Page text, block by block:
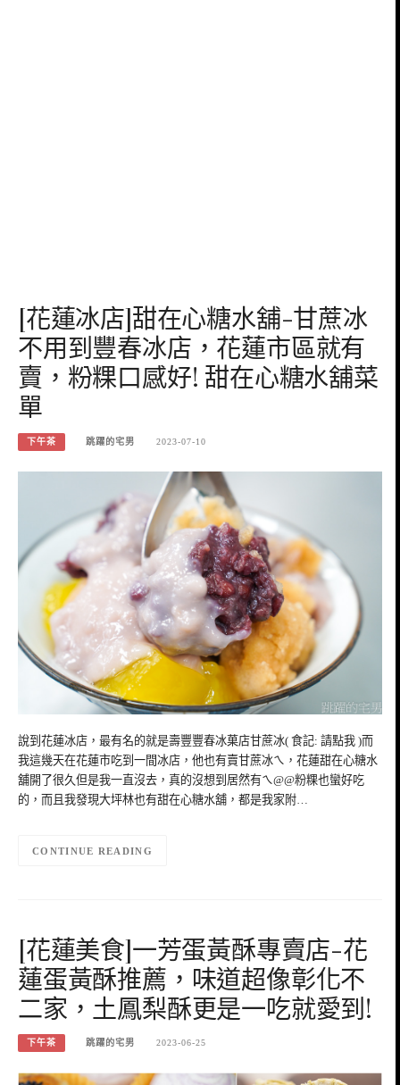
[花蓮冰店]甜在心糖水舖-甘蔗冰
不用到豐春冰店，花蓮市區就有
賣，粉粿口感好! 甜在心糖水舖菜
單
下午茶 跳躍的宅男 2023-07-10
說到花蓮冰店，最有名的就是壽豐豐春冰菓店甘蔗冰( 食記: 請點我 )而
我這幾天在花蓮市吃到一間冰店，他也有賣甘蔗冰ㄟ，花蓮甜在心糖水
舖開了很久但是我一直沒去，真的沒想到居然有ㄟ@@粉粿也蠻好吃
的，而且我發現大坪林也有甜在心糖水舖，都是我家附…
CONTINUE READING
[花蓮美食]一芳蛋黃酥專賣店-花
蓮蛋黃酥推薦，味道超像彰化不
二家，土鳳梨酥更是一吃就愛到!
下午茶 跳躍的宅男 2023-06-25